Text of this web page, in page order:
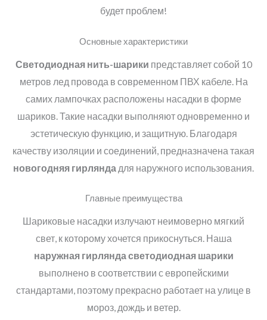
будет проблем!
Основные характеристики
Светодиодная нить-шарики представляет собой 10
метров лед провода в современном ПВХ кабеле. На
самих лампочках расположены насадки в форме
шариков. Такие насадки выполняют одновременно и
эстетическую функцию, и защитную. Благодаря
качеству изоляции и соединений, предназначена такая
новогодняя гирлянда для наружного использования.
Главные преимущества
Шариковые насадки излучают неимоверно мягкий
свет, к которому хочется прикоснуться. Наша
наружная гирлянда светодиодная шарики
выполнено в соответствии с европейскими
стандартами, поэтому прекрасно работает на улице в
мороз, дождь и ветер.